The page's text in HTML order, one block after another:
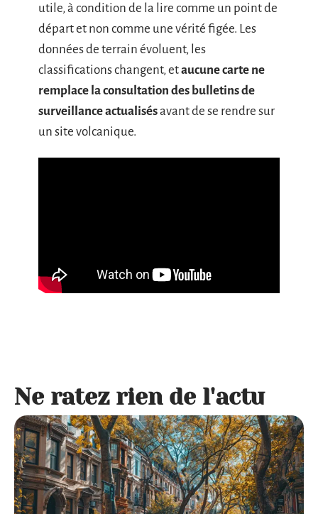
utile, à condition de la lire comme un point de
départ et non comme une vérité figée. Les
données de terrain évoluent, les
classifications changent, etaucune carte ne
remplace la consultation des bulletins de
surveillance actualisésavant de se rendre sur
un site volcanique.
Ne ratez rien de l'actu